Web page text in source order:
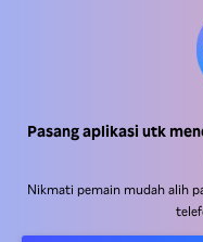
Pasang aplikasi utk
Nikmati pemain mudah alih
Pusat Bantuan